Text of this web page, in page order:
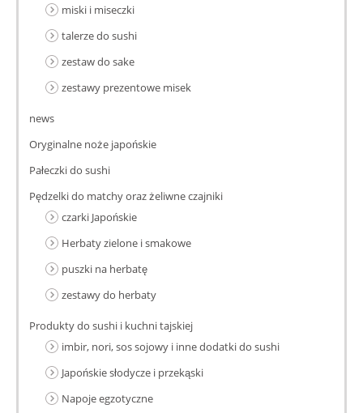
miski i miseczki
talerze do sushi
zestaw do sake
zestawy prezentowe misek
news
Oryginalne noże japońskie
Pałeczki do sushi
Pędzelki do matchy oraz żeliwne czajniki
czarki Japońskie
Herbaty zielone i smakowe
puszki na herbatę
zestawy do herbaty
Produkty do sushi i kuchni tajskiej
imbir, nori, sos sojowy i inne dodatki do sushi
Japońskie słodycze i przekąski
Napoje egzotyczne